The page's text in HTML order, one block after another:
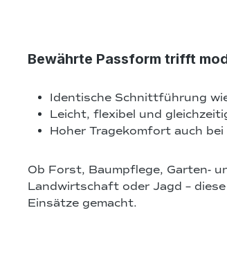
Bewährte Passform trifft
Identische Schnittführung
Leicht, flexibel und
Hoher Tragekomfort auch
Ob Forst, Baumpflege, Garten-
Landwirtschaft oder Jagd –
Einsätze gemacht.